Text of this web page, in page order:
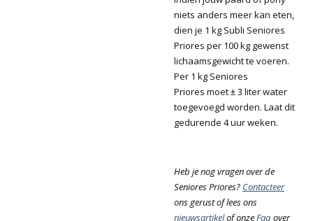
niets anders meer kan eten,
dien je 1 kg Subli Seniores
Priores per 100 kg gewenst
lichaamsgewicht te voeren.
Per 1 kg Seniores
Priores moet ± 3 liter water
toegevoegd worden. Laat dit
gedurende 4 uur weken.
Heb je nog vragen over de
Seniores Priores? Contacteer
ons gerust of lees ons
nieuwsartikelof onzeFaq over